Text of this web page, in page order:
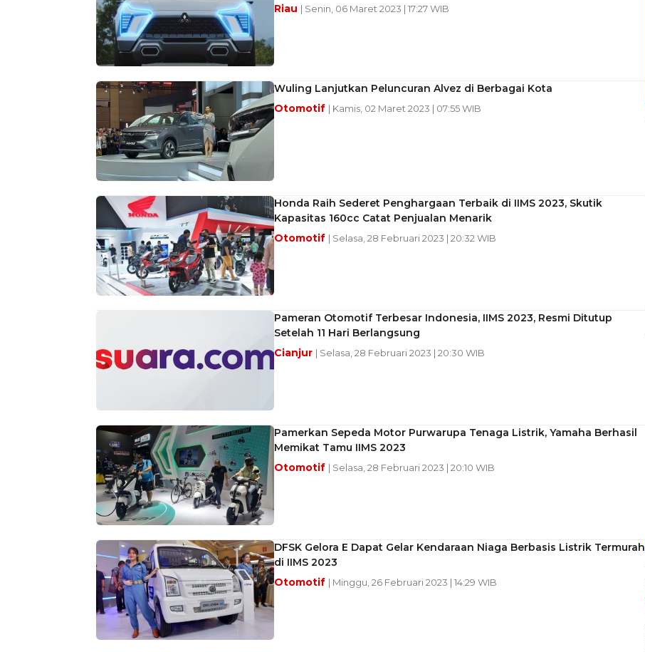
Riau | Senin, 06 Maret 2023 | 17:27 WIB
Wuling Lanjutkan Peluncuran Alvez di Berbagai Kota
Otomotif | Kamis, 02 Maret 2023 | 07:55 WIB
Honda Raih Sederet Penghargaan Terbaik di IIMS 2023, Skutik
Kapasitas 160cc Catat Penjualan Menarik
Otomotif | Selasa, 28 Februari 2023 | 20:32 WIB
Pameran Otomotif Terbesar Indonesia, IIMS 2023, Resmi Ditutup
Setelah 11 Hari Berlangsung
Cianjur | Selasa, 28 Februari 2023 | 20:30 WIB
Pamerkan Sepeda Motor Purwarupa Tenaga Listrik, Yamaha Berhasil
Memikat Tamu IIMS 2023
Otomotif | Selasa, 28 Februari 2023 | 20:10 WIB
DFSK Gelora E Dapat Gelar Kendaraan Niaga Berbasis Listrik Termurah
di IIMS 2023
Otomotif | Minggu, 26 Februari 2023 | 14:29 WIB